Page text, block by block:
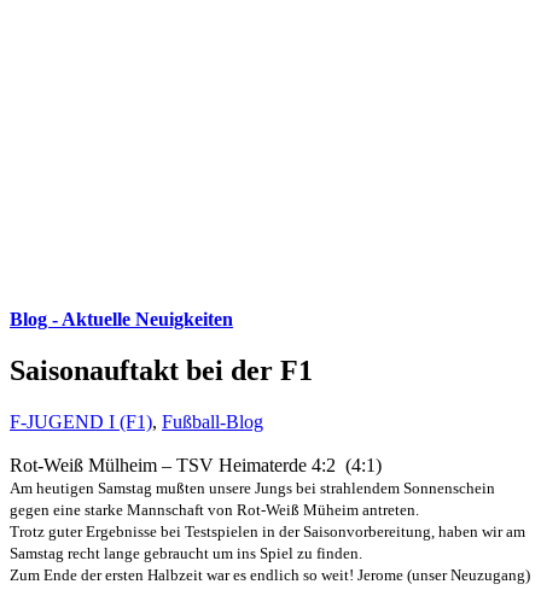
Blog - Aktuelle Neuigkeiten
Saisonauftakt bei der F1
F-JUGEND I (F1), Fußball-Blog
Rot-Weiß Mülheim – TSV Heimaterde 4:2 (4:1)
Am heutigen Samstag mußten unsere Jungs bei strahlendem Sonnenschein
gegen eine starke Mannschaft von Rot-Weiß Müheim antreten.
Trotz guter Ergebnisse bei Testspielen in der Saisonvorbereitung, haben wir am
Samstag recht lange gebraucht um ins Spiel zu finden.
Zum Ende der ersten Halbzeit war es endlich so weit! Jerome (unser Neuzugang)